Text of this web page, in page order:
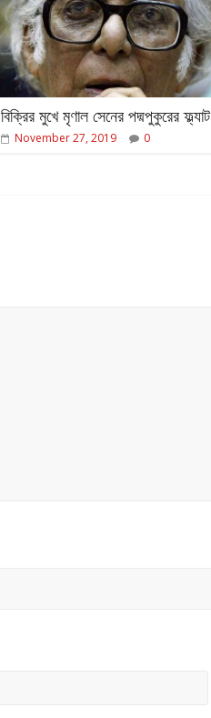
বিক্রির মুখে মৃণাল সেনের পদ্মপুকুরের ফ্ল্যাট
November 27, 2019 0